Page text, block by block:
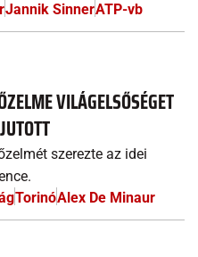
Jannik SinnerATP-vb
VILÁGELSŐSÉGET
szerezte az idei
TorinóAlex De Minaur